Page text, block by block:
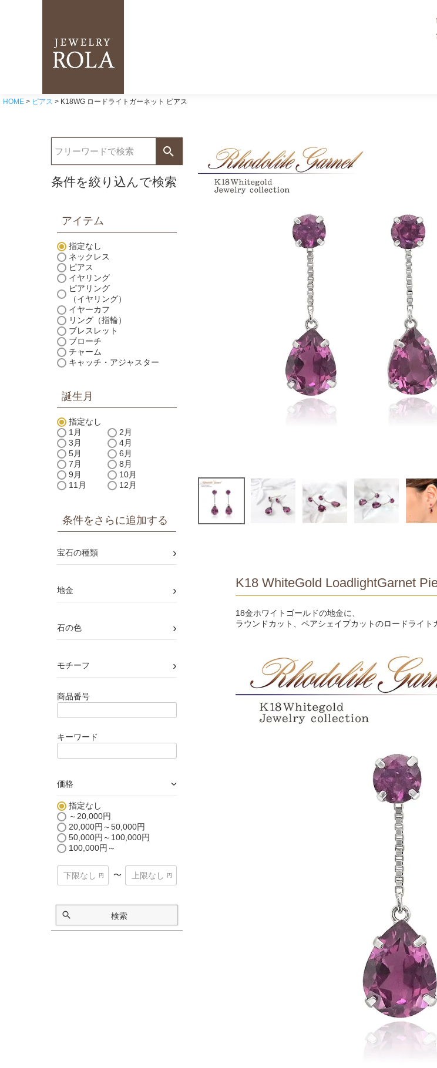
HOME ピアス K18WG ロードライトガーネット ピアス
条件を絞り込んで検索
アイテム
指定なし
ネックレス
ピアス
イヤリング
ピアリング
（イヤリング）
イヤーカフ
リング（指輪）
ブレスレット
ブローチ
チャーム
キャッチ・アジャスター
誕生月
指定なし
1月
2月
3月
4月
5月
6月
7月
8月
9月
10月
11月
12月
条件をさらに追加する
宝石の種類 ›
地金 ›
石の色 ›
モチーフ ›
商品番号
キーワード
価格 ›
指定なし
～20,000円
20,000円～50,000円
50,000円～100,000円
100,000円～
〜
検索
K18 WhiteGold LoadlightGarnet
18金ホワイトゴールドの地金に、
ラウンドカット、ペアシェイプカットのロードライト